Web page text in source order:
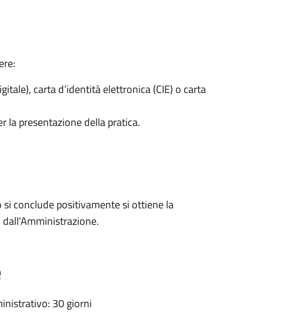
carta d’identità elettronica (CIE) o carta
la presentazione della pratica.
conclude positivamente si ottiene la
30 giorni